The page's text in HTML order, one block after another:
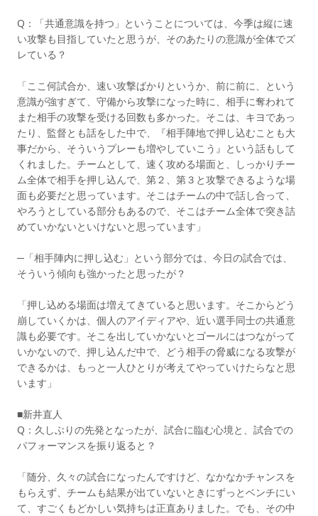
Q：「共通意識を持つ」ということについては、今季は縦に速
い攻撃も目指していたと思うが、そのあたりの意識が全体でズ
レている？
「ここ何試合か、速い攻撃ばかりというか、前に前に、という
意識が強すぎて、守備から攻撃になった時に、相手に奪われて
また相手の攻撃を受ける回数も多かった。そこは、キヨであっ
たり、監督とも話をした中で、『相手陣地で押し込むことも大
事だから、そういうプレーも増やしていこう』という話もして
くれました。チームとして、速く攻める場面と、しっかりチー
ム全体で相手を押し込んで、第２、第３と攻撃できるような場
面も必要だと思っています。そこはチームの中で話し合って、
やろうとしている部分もあるので、そこはチーム全体で突き詰
めていかないといけないと思っています」
─「相手陣内に押し込む」という部分では、今日の試合では、
そういう傾向も強かったと思ったが？
「押し込める場面は増えてきていると思います。そこからどう
崩していくかは、個人のアイディアや、近い選手同士の共通意
識も必要です。そこを出していかないとゴールにはつながって
いかないので、押し込んだ中で、どう相手の脅威になる攻撃が
できるかは、もっと一人ひとりが考えてやっていけたらなと思
います」
■新井直人
Q：久しぶりの先発となったが、試合に臨む心境と、試合での
パフォーマンスを振り返ると？
「随分、久々の試合になったんですけど、なかなかチャンスを
もらえず、チームも結果が出ていないときにずっとベンチにい
て、すごくもどかしい気持ちは正直ありました。でも、その中